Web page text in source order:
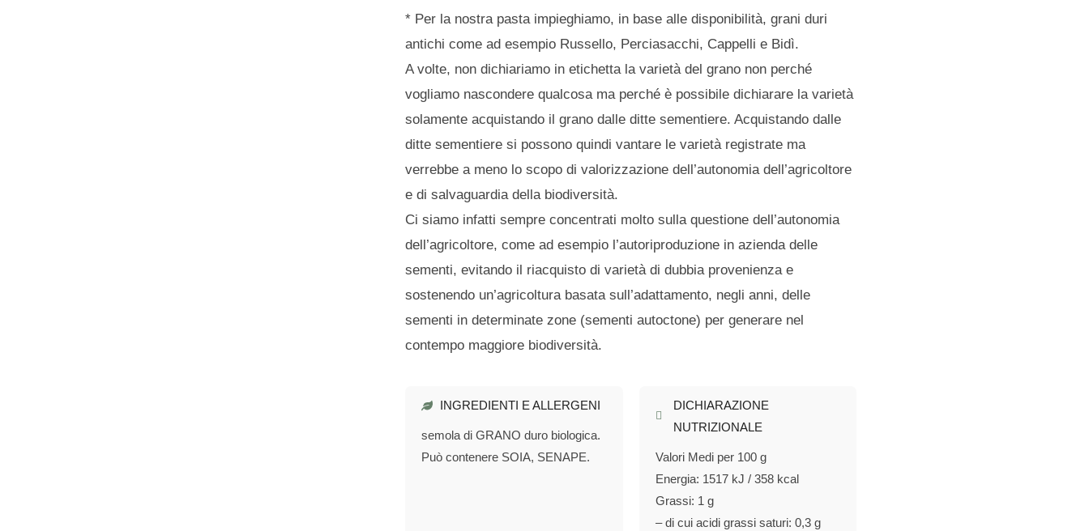
* Per la nostra pasta impieghiamo, in base alle disponibilità, grani duri
antichi come ad esempio Russello, Perciasacchi, Cappelli e Bidì.
A volte, non dichiariamo in etichetta la varietà del grano non perché
vogliamo nascondere qualcosa ma perché è possibile dichiarare la varietà
solamente acquistando il grano dalle ditte sementiere. Acquistando dalle
ditte sementiere si possono quindi vantare le varietà registrate ma
verrebbe a meno lo scopo di valorizzazione dell’autonomia dell’agricoltore
e di salvaguardia della biodiversità.
Ci siamo infatti sempre concentrati molto sulla questione dell’autonomia
dell’agricoltore, come ad esempio l’autoriproduzione in azienda delle
sementi, evitando il riacquisto di varietà di dubbia provenienza e
sostenendo un’agricoltura basata sull’adattamento, negli anni, delle
sementi in determinate zone (sementi autoctone) per generare nel
contempo maggiore biodiversità.
INGREDIENTI E ALLERGENI
semola di GRANO duro biologica.
Può contenere SOIA, SENAPE.
DICHIARAZIONE
NUTRIZIONALE​
Valori Medi per 100 g
Energia: 1517 kJ / 358 kcal
Grassi: 1 g
– di cui acidi grassi saturi: 0,3 g